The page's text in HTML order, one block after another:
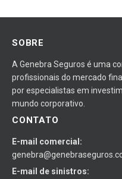
SOBRE
A Genebra Seguros é uma
profissionais do mercado
por especialistas em
mundo corporativo.
CONTATO
E-mail comercial:
E-mail de sinistros: